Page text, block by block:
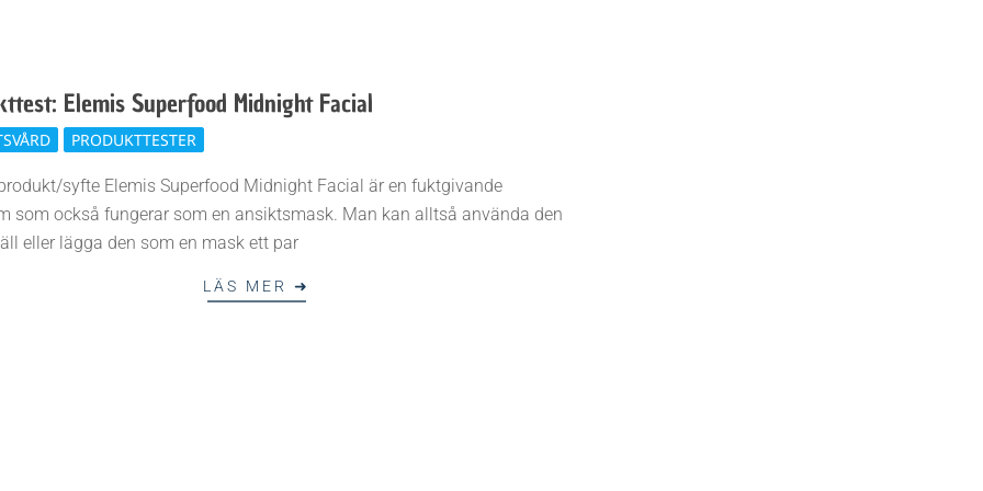
k
e
n
Elemis Superfood Midnight Facial
PRODUKTTESTER
syfte Elemis Superfood Midnight Facial är en fuktgivande
som också fungerar som en ansiktsmask. Man kan alltså använda den
eller lägga den som en mask ett par
LÄS MER ➜